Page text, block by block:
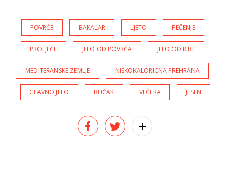
POVRĆE BAKALAR LJETO PEČENJE
PROLJEĆE JELO OD POVRĆA JELO OD RIBE
MEDITERANSKE ZEMLJE NISKOKALORICNA PREHRANA
GLAVNO JELO RUČAK VEČERA JESEN